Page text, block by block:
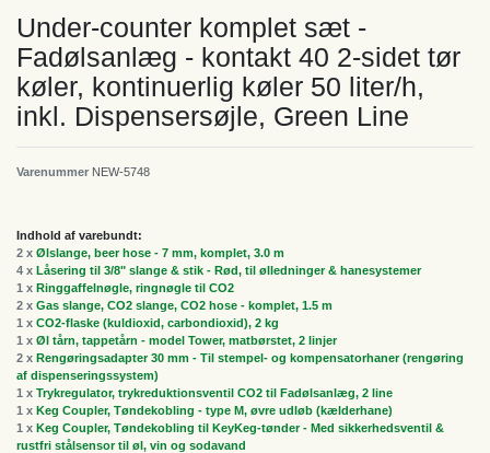
Under-counter komplet sæt -
Fadølsanlæg - kontakt 40 2-sidet tør
køler, kontinuerlig køler 50 liter/h,
inkl. Dispensersøjle, Green Line
Varenummer NEW-5748
Indhold af varebundt:
2 x Ølslange, beer hose - 7 mm, komplet, 3.0 m
4 x Låsering til 3/8" slange & stik - Rød, til ølledninger & hanesystemer
1 x Ringgaffelnøgle, ringnøgle til CO2
2 x Gas slange, CO2 slange, CO2 hose - komplet, 1.5 m
1 x CO2-flaske (kuldioxid, carbondioxid), 2 kg
1 x Øl tårn, tappetårn - model Tower, matbørstet, 2 linjer
2 x Rengøringsadapter 30 mm - Til stempel- og kompensatorhaner (rengøring
af dispenseringssystem)
1 x Trykregulator, trykreduktionsventil CO2 til Fadølsanlæg, 2 line
1 x Keg Coupler, Tøndekobling - type M, øvre udløb (kælderhane)
1 x Keg Coupler, Tøndekobling til KeyKeg-tønder - Med sikkerhedsventil &
rustfri stålsensor til øl, vin og sodavand